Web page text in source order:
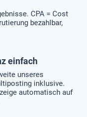
CPA = Cost
bezahlbar,
einfach
unseres
inklusive.
automatisch auf